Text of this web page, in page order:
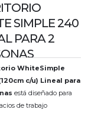
SIMPLE 240
PARA 2
WhiteSimple
c/u) Lineal para
está diseñado para
de trabajo